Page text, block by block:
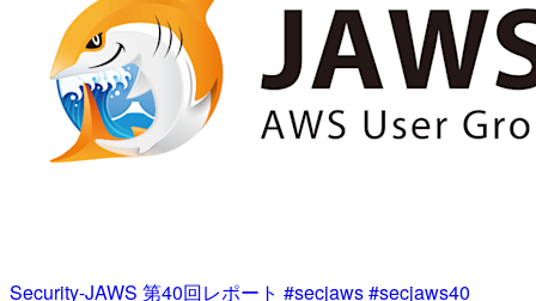
Security-JAWS 第40回レポート #secjaws #secjaws40